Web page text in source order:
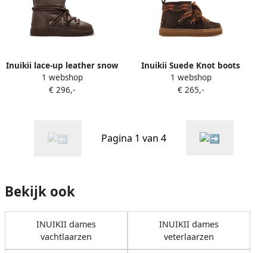
Inuikii lace-up leather snow
boots Bruin
1 webshop
€ 296,-
Inuikii Suede Knot boots
Bruin
1 webshop
€ 265,-
Pagina 1 van 4
Bekijk ook
INUIKII dames
vachtlaarzen
INUIKII dames
veterlaarzen